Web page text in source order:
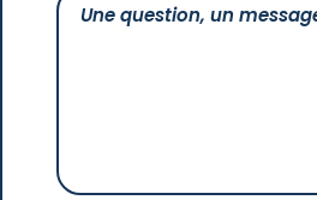
Une question, un